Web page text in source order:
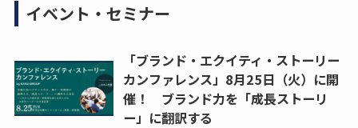
イベント・セミナー
「ブランド・エクイティ・ストーリー
カンファレンス」8月25日（火）に開
催！ ブランド力を「成長ストーリ
ー」に翻訳する